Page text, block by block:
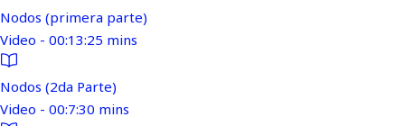
Nodos (primera parte)
Video - 00:13:25 mins
Nodos (2da Parte)
Video - 00:7:30 mins